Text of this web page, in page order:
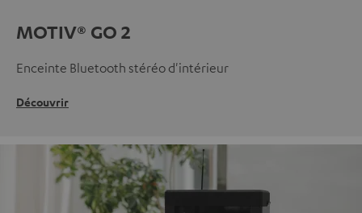
MOTIV® GO 2
Enceinte Bluetooth stéréo d'intérieur
Découvrir